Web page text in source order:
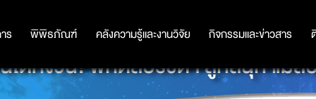
ร พิพิธภัณฑ์ คลังความรู้และงานวิจัย กิจกรรมและข่าวสาร
ร พิพิธภัณฑ์ คลังความรู้และงานวิจัย กิจกรรมและข่าวสาร
ได้ทั้งวัน! พิกัดลับรัชดา ลูกสนุก แม่ส